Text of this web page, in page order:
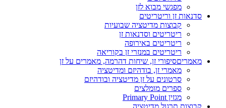
מפגשי מבוא לזן
סדנאות זן וריטריטים
קבוצות מדיטציה שבועיות
ריטריטים וסדנאות זן
ריטריטים באירופה
ריטריטים במנזרי זן בקוריאה
מאמריםסיפורי זן, שיחות דהרמה, מאמרים על זן
מאמרי זן, בודהיזם ומדיטציה
סרטונים על זן מדיטציה ובודהיזם
ספרים מומלצים
מגזין Primary Point
קבוצות תרגול מדיטציה